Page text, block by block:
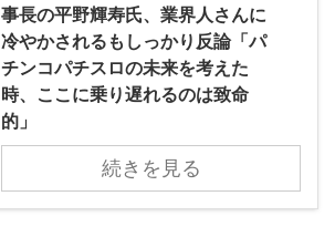
事長の平野輝寿氏、業界人さんに
冷やかされるもしっかり反論「パ
チンコパチスロの未来を考えた
時、ここに乗り遅れるのは致命
的」
続きを見る